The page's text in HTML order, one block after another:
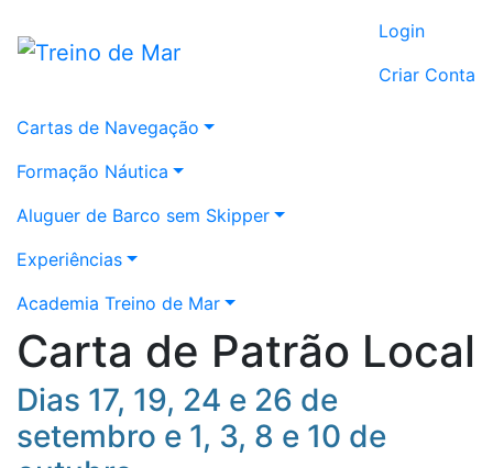
Login
Criar Conta
Cartas de Navegação
Formação Náutica
Aluguer de Barco sem Skipper
Experiências
Academia Treino de Mar
Carta de Patrão Local
Dias 17, 19, 24 e 26 de
setembro e 1, 3, 8 e 10 de